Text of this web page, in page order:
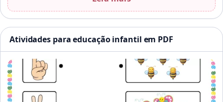
Atividades para educação infantil em PDF